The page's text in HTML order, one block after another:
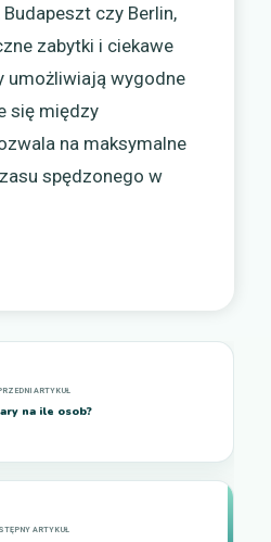
czy Berlin,
zabytki i ciekawe
umożliwiają wygodne
się między
na maksymalne
spędzonego w
na ile osob?